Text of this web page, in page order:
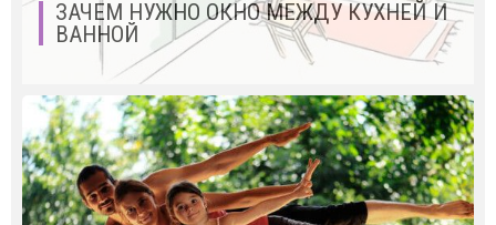
ЗАЧЕМ НУЖНО ОКНО МЕЖДУ КУХНЕЙ И
ВАННОЙ